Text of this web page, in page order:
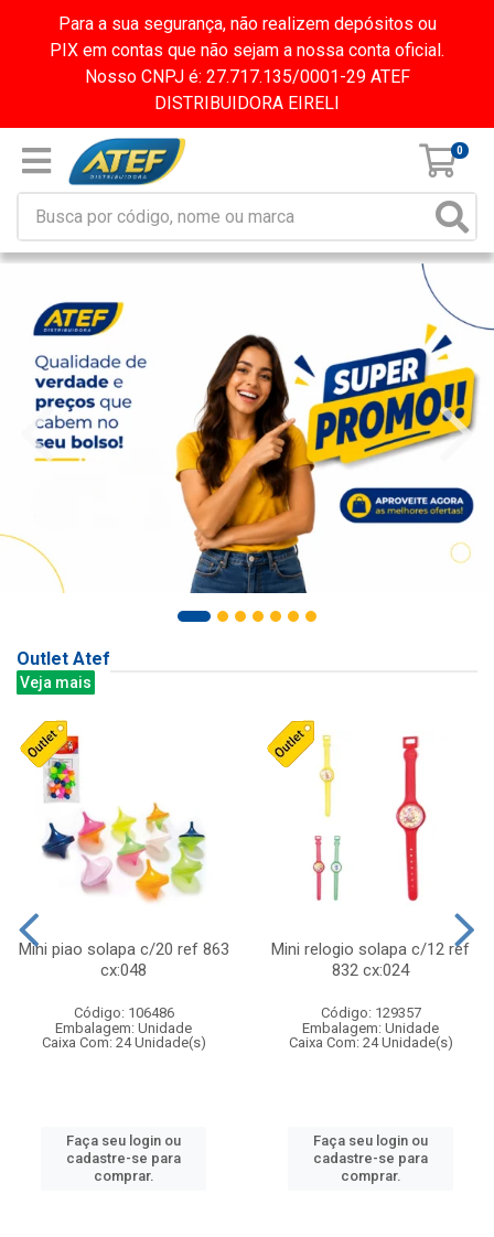
Para a sua segurança, não realizem depósitos ou
PIX em contas que não sejam a nossa conta oficial.
Nosso CNPJ é: 27.717.135/0001-29 ATEF
DISTRIBUIDORA EIRELI
0
Outlet Atef
Veja mais
Mini piao solapa c/20 ref 863
cx:048
Código: 106486
Embalagem: Unidade
Caixa Com: 24 Unidade(s)
Faça seu login ou
cadastre-se para
comprar.
Mini relogio solapa c/12 ref
832 cx:024
Código: 129357
Embalagem: Unidade
Caixa Com: 24 Unidade(s)
Faça seu login ou
cadastre-se para
comprar.